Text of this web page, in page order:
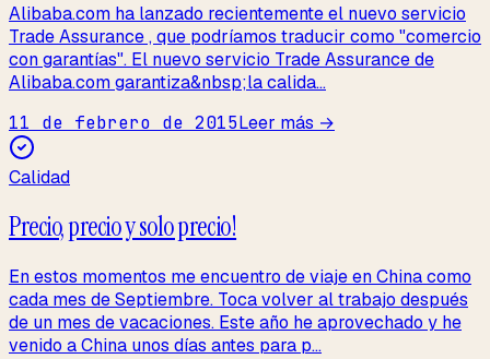
Alibaba.com ha lanzado recientemente el nuevo servicio
Trade Assurance , que podríamos traducir como "comercio
con garantías". El nuevo servicio Trade Assurance de
Alibaba.com garantiza&nbsp;la calida...
11 de febrero de 2015Leer más →
Calidad
Precio, precio y solo precio!
En estos momentos me encuentro de viaje en China como
cada mes de Septiembre. Toca volver al trabajo después
de un mes de vacaciones. Este año he aprovechado y he
venido a China unos días antes para p...